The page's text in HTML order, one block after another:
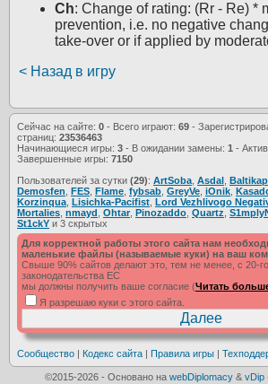
Ch: Change of rating: (Rr - Re) *
prevention, i.e. no negative
take-over or if applied by
< Назад в игру
Сейчас на сайте: 0 - Всего играют: 69 -
страниц: 23536463
Начинающиеся игры: 3 - В ожидании замены: 1 -
Завершенные игры: 7150
Пользователей за сутки (29): ArtSoba Asdal
Demosfen FES Flame fybsab GreyVe iOnik
Korzinqua Lisichka-Pacifist Lord Vezhlivogo
Mortalies nmayd Ohtar, Pinozaddo Quartz
St1ckY и 3 скрытых
Для корректной работы этого сайта нам
маленькие файлы (называемые куки) на ваш
Свыше 90% сайтов делают это, тем не менее, с 20-
законодательства ЕС
мы должны получить ваше согласие (Читать
Я разрешаю куки с этого сайта.
Сообщество | Кодекс сайта | Правила игры |
©2015-2026 - Основано на webDiplomacy & vDip